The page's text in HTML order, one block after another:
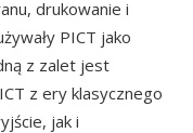
drukowanie i
PICT jako
z zalet jest
z ery klasycznego
jak i